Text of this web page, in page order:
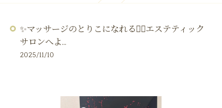
✨マッサージのとりこになれる💆‍♀️エステティック
サロンへよ...
2025/11/10